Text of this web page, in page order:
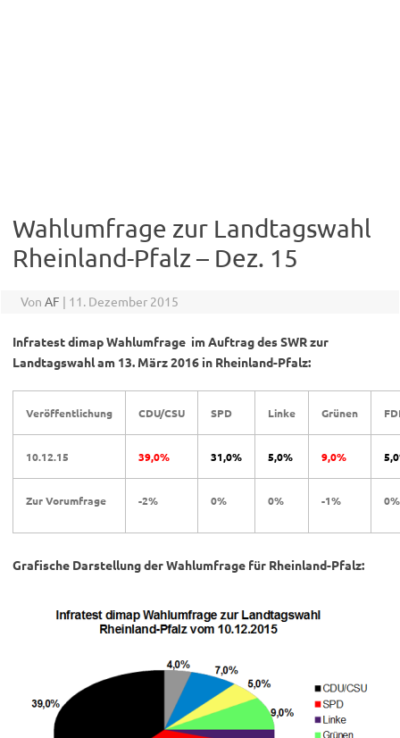
Wahlumfrage zur Landtagswahl
Rheinland-Pfalz – Dez. 15
Von AF | 11. Dezember 2015
Infratest dimap Wahlumfrage im Auftrag des SWR zur
Landtagswahl am 13. März 2016 in Rheinland-Pfalz:
Veröffentlichung CDU/CSU SPD Linke Grünen
10.12.15 39,0% 31,0% 5,0% 9,0%
Zur Vorumfrage -2% 0% 0% -1% 0%
Grafische Darstellung der Wahlumfrage für Rheinland-Pfalz: